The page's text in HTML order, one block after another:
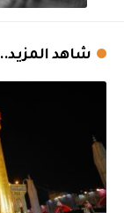
شاهد المزيد..